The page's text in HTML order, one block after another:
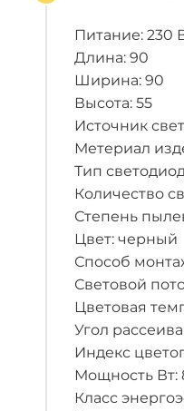
Питание: 230
Длина: 90
Ширина: 90
Высота: 55
Источник
Метериал
Тип
Количество
Степень
Цвет: черный
Способ
Световой
Цветовая
Угол
Индекс
Мощность Вт:
Класс